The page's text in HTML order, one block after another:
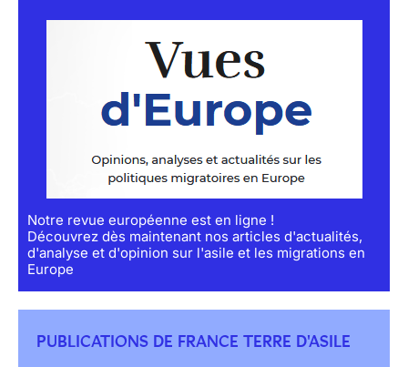
Notre revue européenne est en ligne !
Découvrez dès maintenant nos articles d'actualités,
d'analyse et d'opinion sur l'asile et les migrations en
Europe
PUBLICATIONS DE FRANCE TERRE D'ASILE